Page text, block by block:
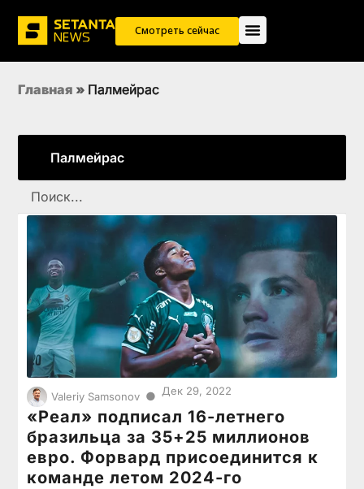
Смотреть сейчас
Главная » Палмейрас
Палмейрас
Valeriy Samsonov ● Дек 29, 2022
«Реал» подписал 16-летнего
бразильца за 35+25 миллионов
евро. Форвард присоединится к
команде летом 2024-го